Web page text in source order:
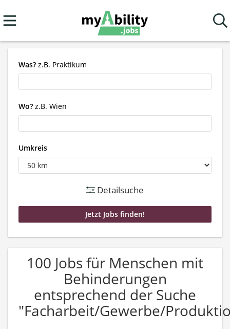
Was? z.B. Praktikum
Wo? z.B. Wien
Umkreis
Detailsuche
100 Jobs für Menschen mit
Behinderungen
entsprechend der Suche
"Facharbeit/Gewerbe/